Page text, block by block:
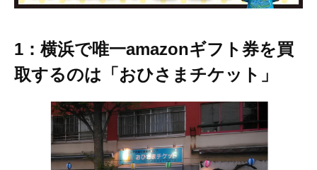
1：横浜で唯一amazonギフト券を買
取するのは「おひさまチケット」